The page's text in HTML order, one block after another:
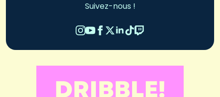
Suivez-nous !